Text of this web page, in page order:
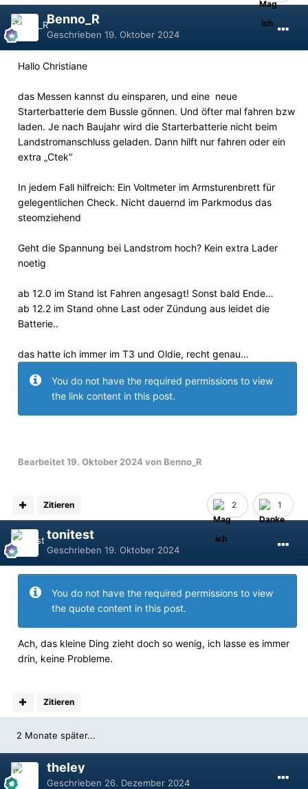
Benno_R
Geschrieben 19. Oktober 2024
Hallo Christiane
das Messen kannst du einsparen, und eine neue
Starterbatterie dem Bussle gönnen. Und öfter mal fahren bzw
laden. Je nach Baujahr wird die Starterbatterie nicht beim
Landstromanschluss geladen. Dann hilft nur fahren oder ein
extra „Ctek“
In jedem Fall hilfreich: Ein Voltmeter im Armsturenbrett für
gelegentlichen Check. Nicht dauernd im Parkmodus das
steomziehend
Geht die Spannung bei Landstrom hoch? Kein extra Lader
noetig
ab 12.0 im Stand ist Fahren angesagt! Sonst bald Ende…
ab 12.2 im Stand ohne Last oder Zündung aus leidet die
Batterie..
das hatte ich immer im T3 und Oldie, recht genau…
You do not have the required permissions to view
the link content in this post.
Bearbeitet19. Oktober 2024von Benno_R
2 1
Zitieren
tonitest
Geschrieben 19. Oktober 2024
You do not have the required permissions to view
the quote content in this post.
Ach, das kleine Ding zieht doch so wenig, ich lasse es immer
drin, keine Probleme.
Zitieren
2 Monate später...
theley
Geschrieben 26. Dezember 2024